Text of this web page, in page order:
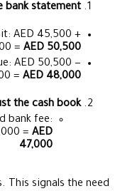
bank statement
AED 45,500 +
= AED 50,500
AED 50,500 −
= AED 48,000
the cash book
bank fee:
= AED
47,000
This signals the need